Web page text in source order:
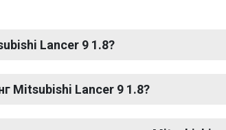
Lancer 9 1.8?
Mitsubishi Lancer 9 1.8?